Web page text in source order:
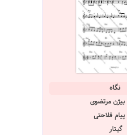
نگاه
بیژن مرتضوی
پیام فلاحتی
گیتار